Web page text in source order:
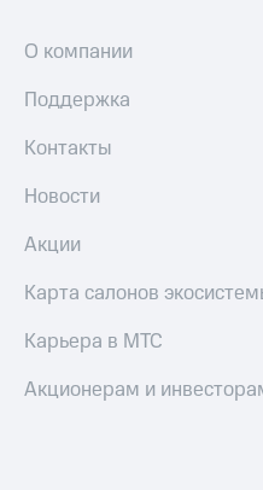
О компании
Поддержка
Контакты
Новости
Акции
Карта салонов
Карьера в МТС
Акционерам и